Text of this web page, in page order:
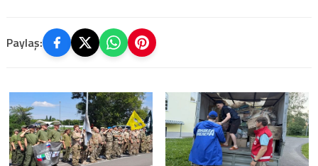
Paylaş: